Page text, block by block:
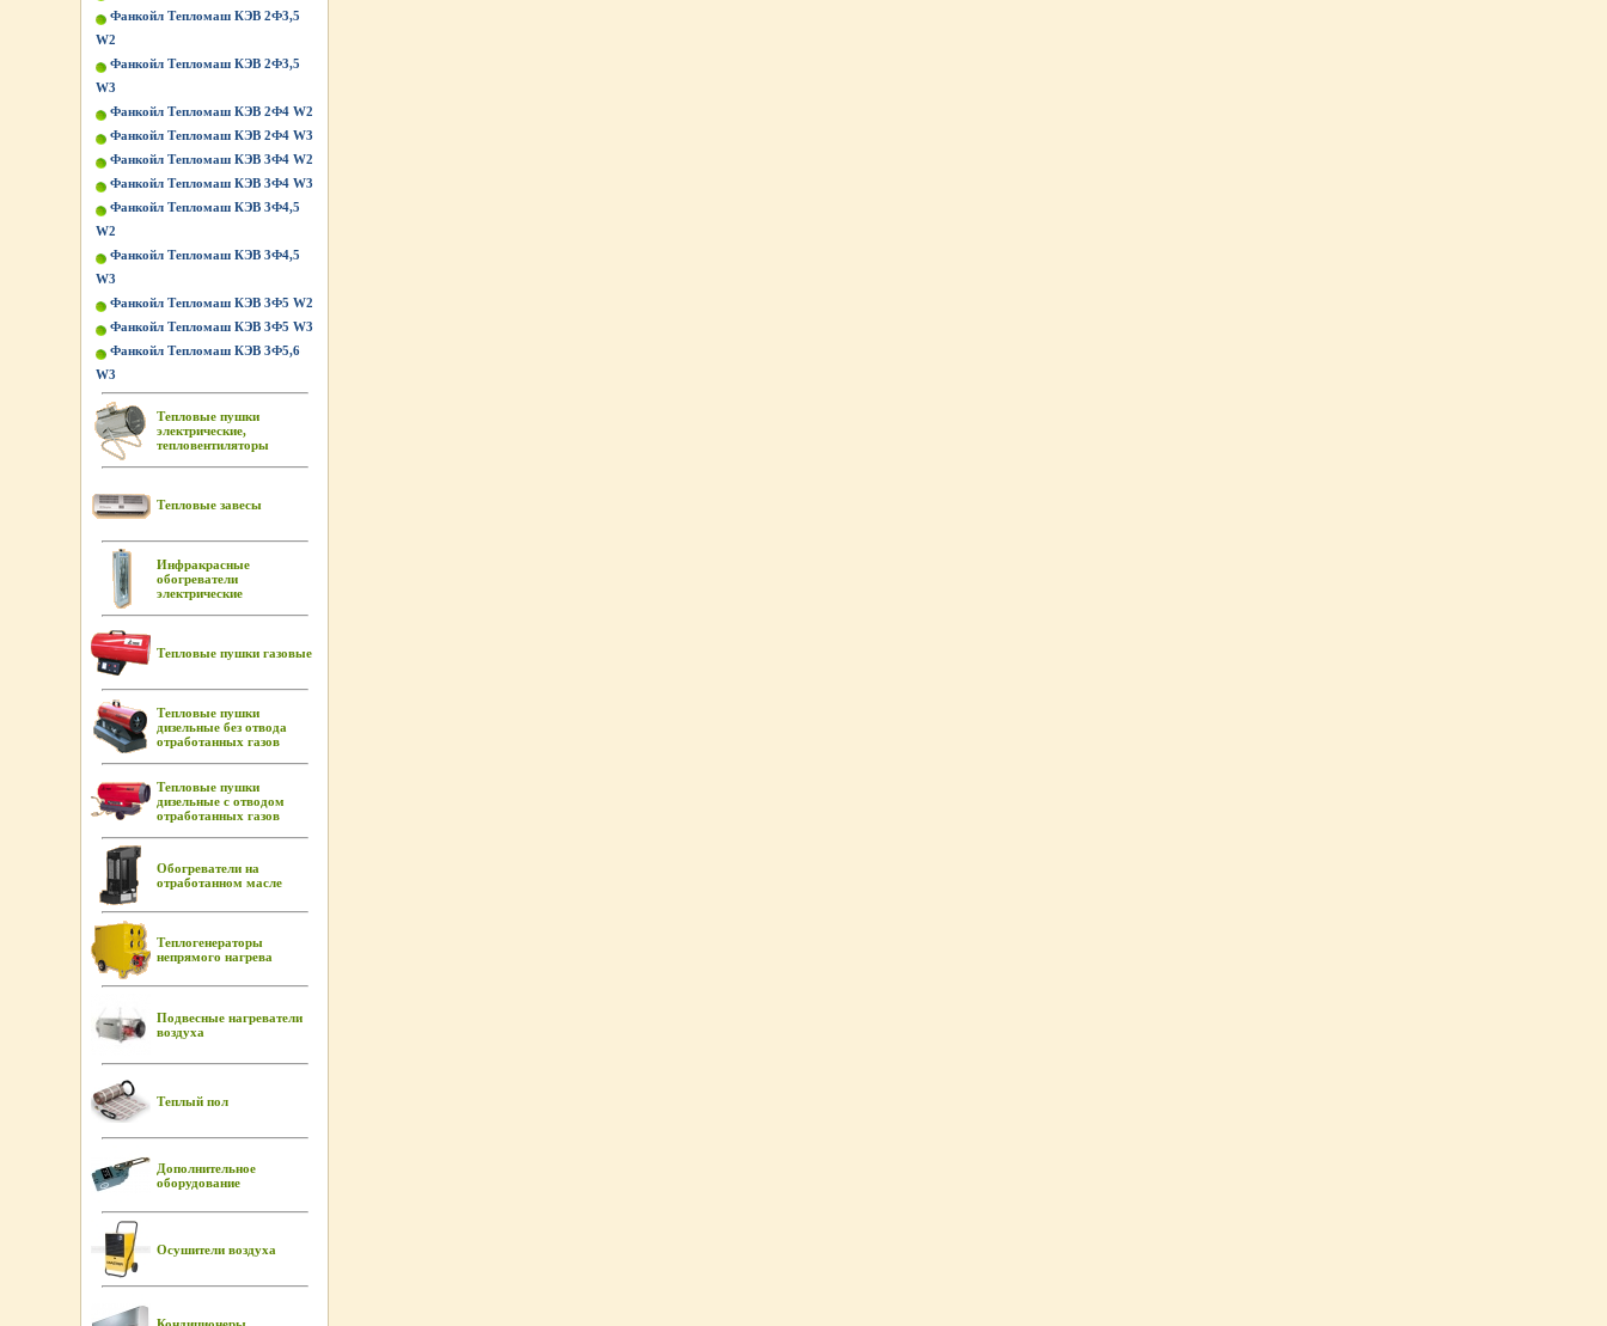
Фанкойл Тепломаш КЭВ 2Ф3,5
W2
Фанкойл Тепломаш КЭВ 2Ф3,5
W3
Фанкойл Тепломаш КЭВ 2Ф4 W2
Фанкойл Тепломаш КЭВ 2Ф4 W3
Фанкойл Тепломаш КЭВ 3Ф4 W2
Фанкойл Тепломаш КЭВ 3Ф4 W3
Фанкойл Тепломаш КЭВ 3Ф4,5
W2
Фанкойл Тепломаш КЭВ 3Ф4,5
W3
Фанкойл Тепломаш КЭВ 3Ф5 W2
Фанкойл Тепломаш КЭВ 3Ф5 W3
Фанкойл Тепломаш КЭВ 3Ф5,6
W3
Тепловые пушки
электрические,
тепловентиляторы
Тепловые завесы
Инфракрасные
обогреватели
электрические
Тепловые пушки газовые
Тепловые пушки
дизельные без отвода
отработанных газов
Тепловые пушки
дизельные с отводом
отработанных газов
Обогреватели на
отработанном масле
Теплогенераторы
непрямого нагрева
Подвесные нагреватели
воздуха
Теплый пол
Дополнительное
оборудование
Осушители воздуха